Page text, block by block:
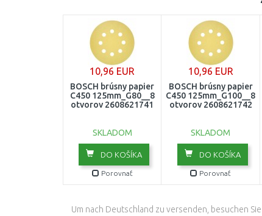
10,96 EUR
BOSCH brúsny papier
C450 125mm_G80__8
otvorov 2608621741
SKLADOM
DO KOŠÍKA
Porovnať
10,96 EUR
BOSCH brúsny papier
C450 125mm_G100__8
otvorov 2608621742
SKLADOM
DO KOŠÍKA
Porovnať
Um nach Deutschland zu versenden, besuchen Sie